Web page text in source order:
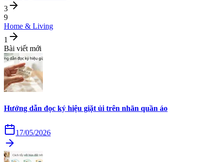
3
9
Home & Living
1
Bài viết mới
Hướng dẫn đọc ký hiệu giặt ủi trên nhãn quần áo
17/05/2026